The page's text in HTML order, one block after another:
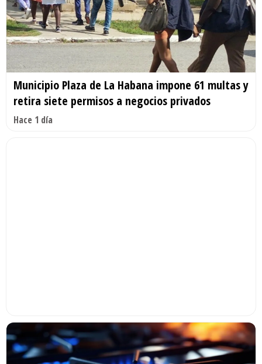
Municipio Plaza de La Habana impone 61 multas y
retira siete permisos a negocios privados
Hace 1 día